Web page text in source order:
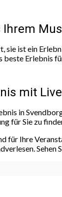
Ihrem
ist ein
Erlebnis
mit
in
für Sie zu
für Ihre
Sehen